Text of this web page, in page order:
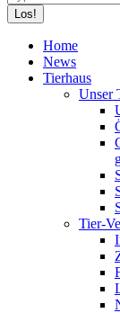
Home
News
Tierhaus
Unser
Tier-